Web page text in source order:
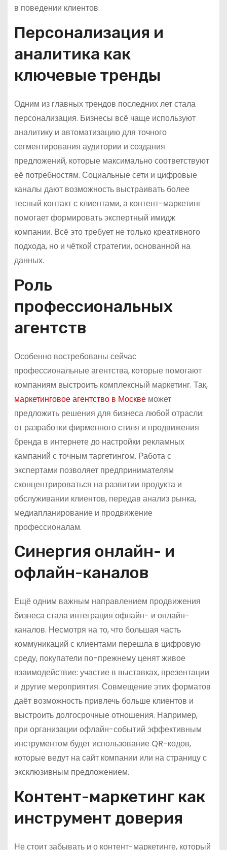
в поведении клиентов.
Персонализация и
аналитика как
ключевые тренды
Одним из главных трендов последних лет стала
персонализация. Бизнесы всё чаще используют
аналитику и автоматизацию для точного
сегментирования аудитории и создания
предложений, которые максимально соответствуют
её потребностям. Социальные сети и цифровые
каналы дают возможность выстраивать более
тесный контакт с клиентами, а контент-маркетинг
помогает формировать экспертный имидж
компании. Всё это требует не только креативного
подхода, но и чёткой стратегии, основанной на
данных.
Роль
профессиональных
агентств
Особенно востребованы сейчас
профессиональные агентства, которые помогают
компаниям выстроить комплексный маркетинг. Так,
маркетинговое агентство в Москвеможет
предложить решения для бизнеса любой отрасли:
от разработки фирменного стиля и продвижения
бренда в интернете до настройки рекламных
кампаний с точным таргетингом. Работа с
экспертами позволяет предпринимателям
сконцентрироваться на развитии продукта и
обслуживании клиентов, передав анализ рынка,
медиапланирование и продвижение
профессионалам.
Синергия онлайн- и
офлайн-каналов
Ещё одним важным направлением продвижения
бизнеса стала интеграция офлайн- и онлайн-
каналов. Несмотря на то, что большая часть
коммуникаций с клиентами перешла в цифровую
среду, покупатели по-прежнему ценят живое
взаимодействие: участие в выставках, презентации
и другие мероприятия. Совмещение этих форматов
даёт возможность привлечь больше клиентов и
выстроить долгосрочные отношения. Например,
при организации офлайн-событий эффективным
инструментом будет использование QR-кодов,
которые ведут на сайт компании или на страницу с
эксклюзивным предложением.
Контент-маркетинг как
инструмент доверия
Не стоит забывать и о контент-маркетинге, который